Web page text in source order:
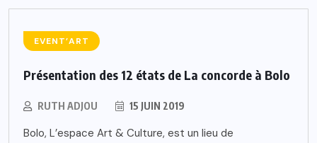
EVENT’ART
Présentation des 12 états de La concorde à Bolo
RUTH ADJOU 15 JUIN 2019
Bolo, L’espace Art & Culture, est un lieu de